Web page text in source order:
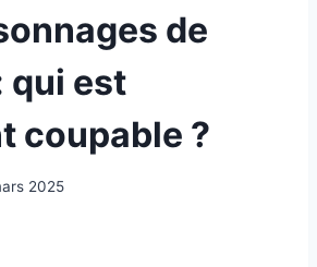
de
qui est
coupable ?
2025